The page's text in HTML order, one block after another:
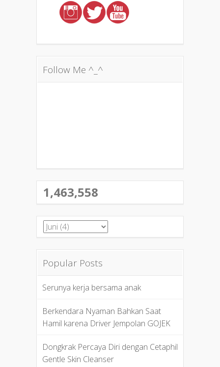
Follow Me ^_^
1,463,558
Popular Posts
Serunya kerja bersama anak
Berkendara Nyaman Bahkan Saat
Hamil karena Driver Jempolan GOJEK
Dongkrak Percaya Diri dengan Cetaphil
Gentle Skin Cleanser